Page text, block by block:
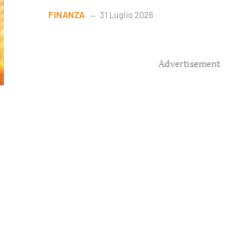
FINANZA 31 Luglio 2026
Advertisement